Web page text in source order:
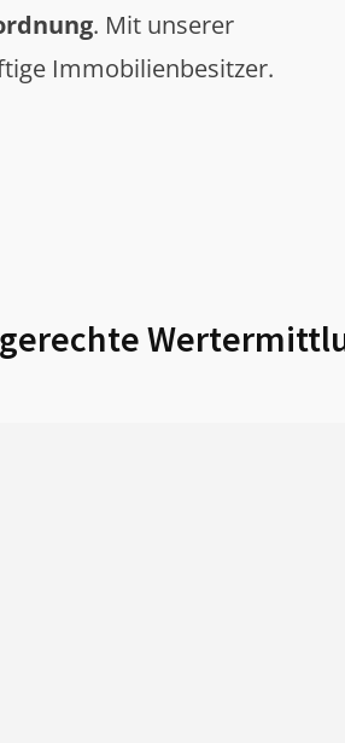
. Mit unserer
Immobilienbesitzer.